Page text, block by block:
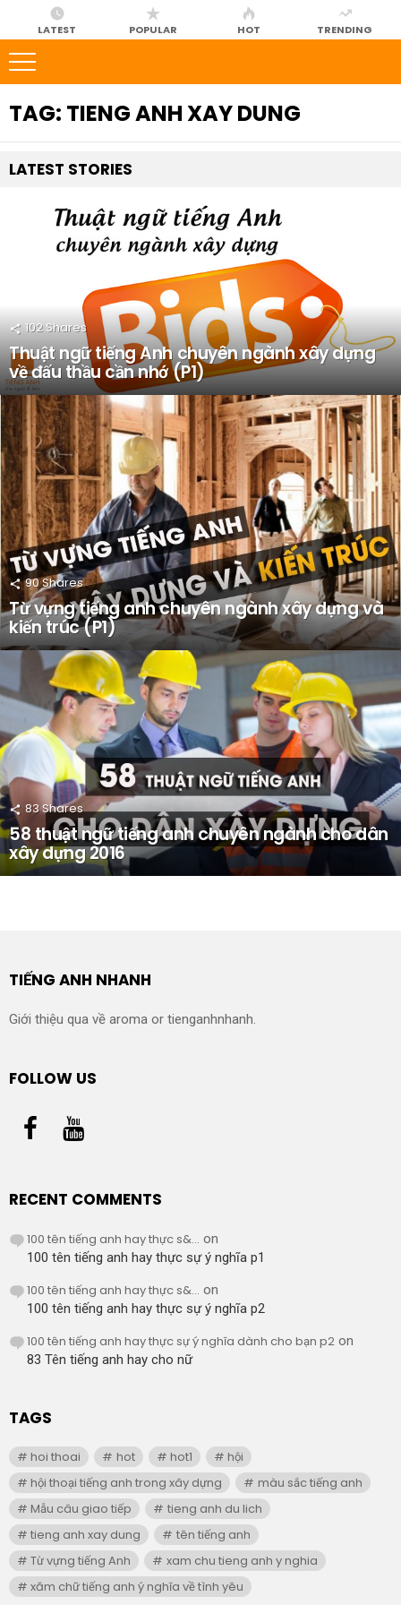
LATEST POPULAR HOT TRENDING
TAG: TIENG ANH XAY DUNG
LATEST STORIES
102Shares
Thuật ngữ tiếng Anh chuyên ngành xây dựng
về đấu thầu cần nhớ (P1)
90Shares
Từ vựng tiếng anh chuyên ngành xây dựng và
kiến trúc (P1)
83Shares
58 thuật ngữ tiếng anh chuyên ngành cho dân
xây dựng 2016
TIẾNG ANH NHANH
Giới thiệu qua về aroma or tienganhnhanh.
FOLLOW US
RECENT COMMENTS
100 tên tiếng anh hay thực s&... on
100 tên tiếng anh hay thực sự ý nghĩa p1
100 tên tiếng anh hay thực s&... on
100 tên tiếng anh hay thực sự ý nghĩa p2
100 tên tiếng anh hay thực sự ý nghĩa dành cho bạn p2 on
83 Tên tiếng anh hay cho nữ
TAGS
hoi thoai hot hot1
hội
hội thoại tiếng anh trong xây dựng
màu sắc tiếng anh
Mẫu câu giao tiếp
tieng anh du lich
tieng anh xay dung
tên tiếng anh
Từ vựng tiếng Anh
xam chu tieng anh y nghia
xăm chữ tiếng anh ý nghĩa về tình yêu